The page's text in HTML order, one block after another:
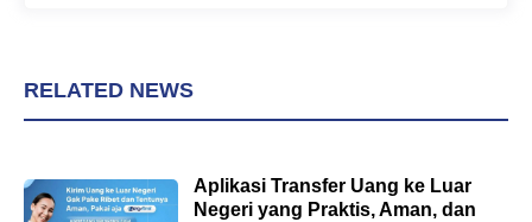
RELATED NEWS
Aplikasi Transfer Uang ke Luar
Negeri yang Praktis, Aman, dan